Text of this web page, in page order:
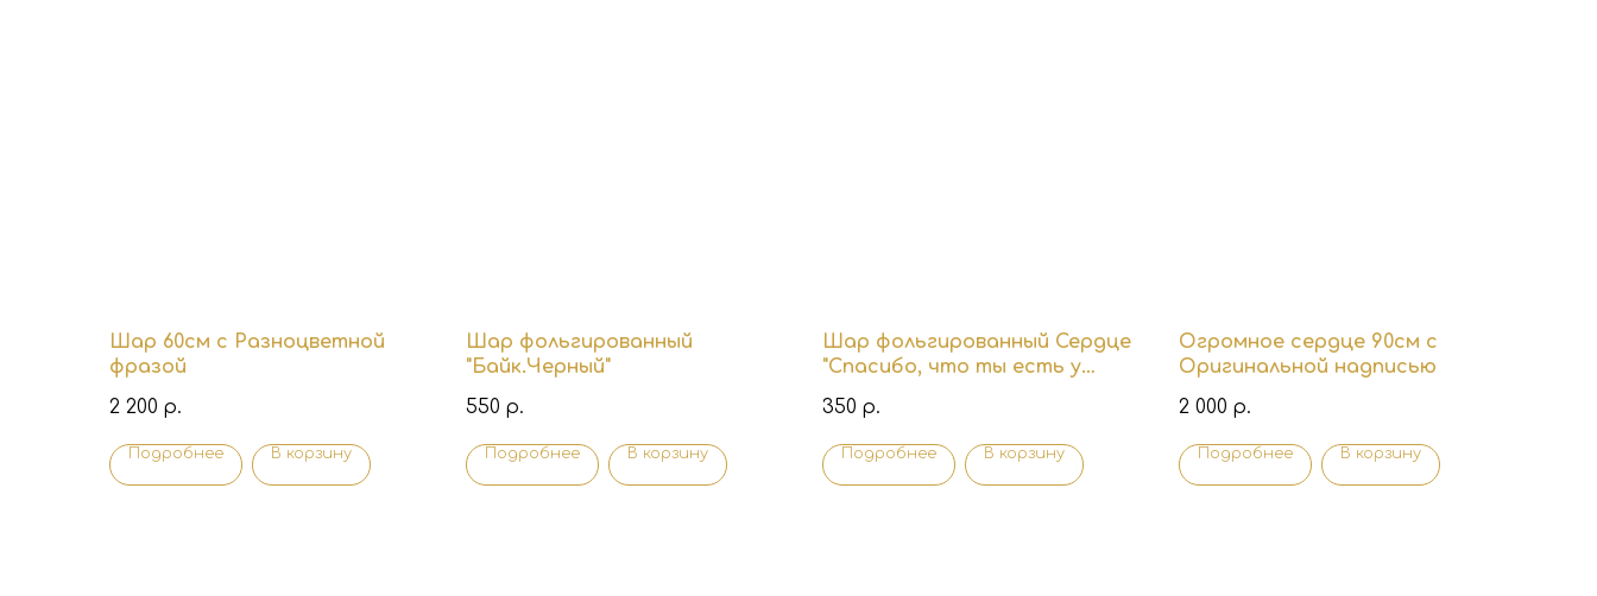
Шар 60см с Разноцветной
фразой
2 200 р.
Подробнее В корзину
Шар фольгированный
"Байк.Черный"
550 р.
Подробнее В корзину
Шар фольгированный Сердце
"Спасибо, что ты есть у
350 р.
Подробнее В корзину
Огромное сердце 90см с
Оригинальной надписью
2 000 р.
Подробнее В корзину